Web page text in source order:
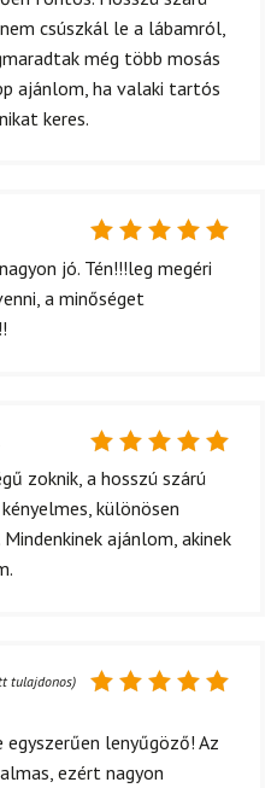
csúszkál le a lábamról,
még több mosás
ajánlom, ha valaki tartós
keres.
Értékelés:
/ 5
jó. Tén!!!leg megéri
a minőséget
Értékelés:
zoknik, a hosszú szárú
különösen
ajánlom, akinek
5/ 5
tulajdonos)
egyszerűen lenyűgöző! Az
ezért nagyon